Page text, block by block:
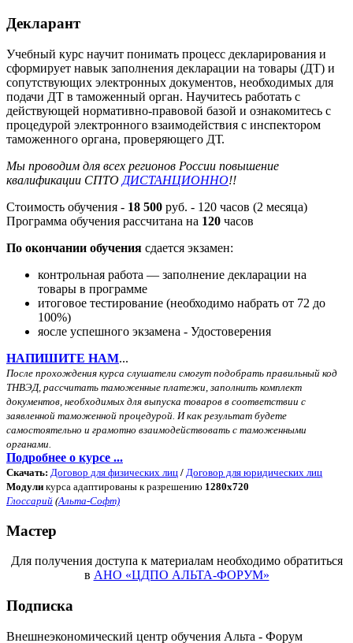
Декларант
Учебный курс научит понимать процесс декларирования и
сформирует навык заполнения декларации на товары (ДТ) и
сопутствующих электронных документов, необходимых для
подачи ДТ в таможенный орган. Научитесь работать с
действующей нормативно-правовой базой и ознакомитесь с
процедурой электронного взаимодействия с инспектором
таможенного органа, проверяющего ДТ.
Мы проводим для всех регионов России повышение
квалификации СПТО ДИСТАНЦИОННО!!
Стоимость обучения - 18 500 руб. - 120 часов (2 месяца)
Программа обучения рассчитана на 120 часов
По окончании обучения сдается экзамен:
контрольная работа — заполнение декларации на
товары в программе
итоговое тестирование (необходимо набрать от 72 до
100%)
яосле успешного экзамена - Удостоверения
НАПИШИТЕ НАМ...
После прохождения курса слушатели смогут подобрать правильный код
ТНВЭД, рассчитать таможенные платежи, заполнить комплект
документов, необходимых для выпуска товаров в соответствии с
заявленной таможенной процедурой. И как результат будете
самостоятельно и грамотно взаимодействовать с таможенными
органами.
Подробнее о курсе ...
Скачать: Договор для физических лиц / Договор для юридических лиц
Модули курса адаптированы к разрешению 1280x720
Глоссарий (Альта-Софт)
Мастер
Для получения доступа к материалам необходимо обратиться
в АНО «ЦДПО АЛЬТА-ФОРУМ»
Подписка
Внешнеэкономический центр обучения Альта - Форум